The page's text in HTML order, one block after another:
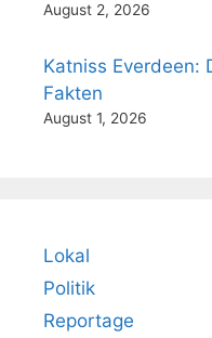
August 2, 2026
Katniss Everdeen:
Fakten
August 1, 2026
Lokal
Politik
Reportage